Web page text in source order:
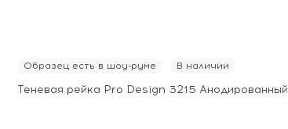
Образец есть в шоу-руме В наличии
Теневая рейка Pro Design 3215 Анодированный